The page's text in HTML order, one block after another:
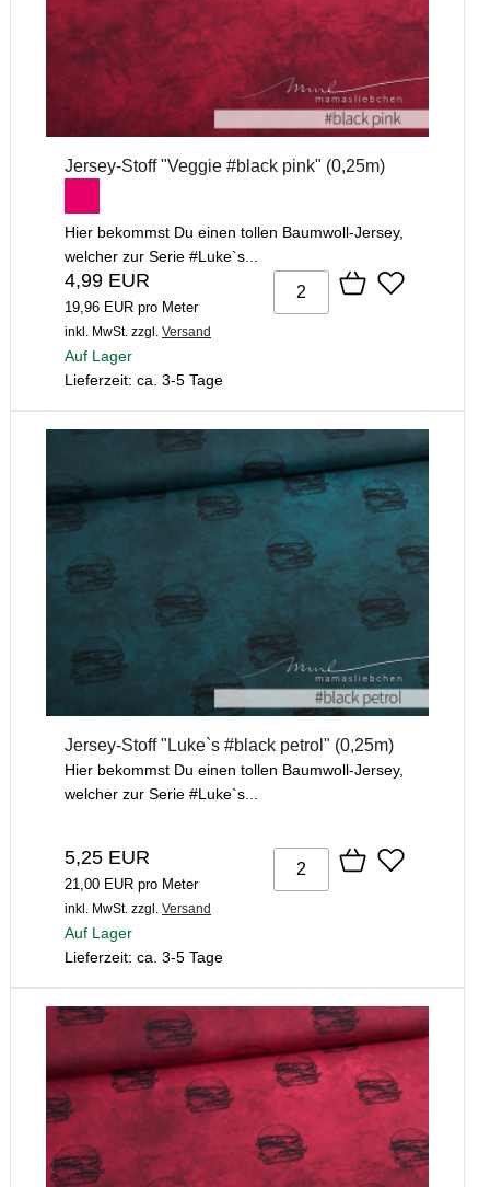
Jersey-Stoff "Veggie #black pink" (0,25m)
Hier bekommst Du einen tollen Baumwoll-Jersey,
welcher zur Serie #Luke`s...
4,99 EUR
19,96 EUR pro Meter
inkl. MwSt. zzgl. Versand
Auf Lager
Lieferzeit: ca. 3-5 Tage
Jersey-Stoff "Luke`s #black petrol" (0,25m)
Hier bekommst Du einen tollen Baumwoll-Jersey,
welcher zur Serie #Luke`s...
5,25 EUR
21,00 EUR pro Meter
inkl. MwSt. zzgl. Versand
Auf Lager
Lieferzeit: ca. 3-5 Tage